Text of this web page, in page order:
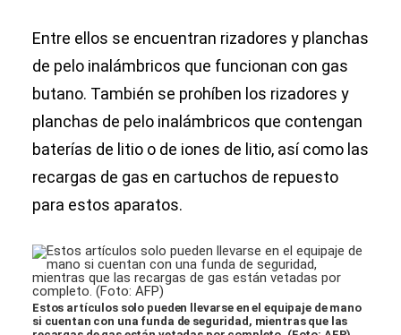
Entre ellos se encuentran rizadores y planchas
de pelo inalámbricos que funcionan con gas
butano. También se prohíben los rizadores y
planchas de pelo inalámbricos que contengan
baterías de litio o de iones de litio, así como las
recargas de gas en cartuchos de repuesto
para estos aparatos.
Estos artículos solo pueden llevarse en el equipaje de mano
si cuentan con una funda de seguridad, mientras que las